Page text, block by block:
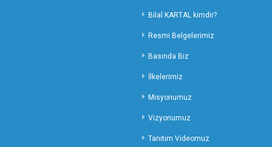
Bilal KARTAL kimdir?
Resmi Belgelerimiz
Basında Biz
İlkelerimiz
Misyonumuz
Vizyonumuz
Tanıtım Videomuz